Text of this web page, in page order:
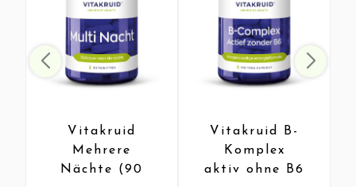
Vitakruid
Mehrere
Nächte (90
Vitakruid B-
Komplex
aktiv ohne B6